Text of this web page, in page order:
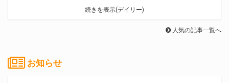
続きを表示(デイリー)
人気の記事一覧へ
お知らせ